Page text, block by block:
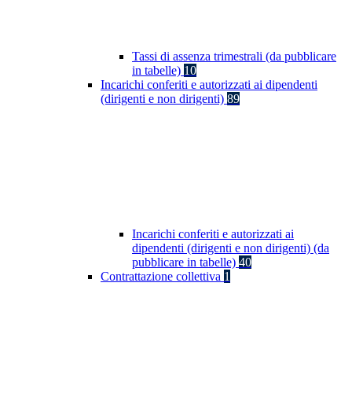
Tassi di assenza trimestrali (da pubblicare
in tabelle) 10
Incarichi conferiti e autorizzati ai dipendenti
(dirigenti e non dirigenti) 89
Incarichi conferiti e autorizzati ai
dipendenti (dirigenti e non dirigenti) (da
pubblicare in tabelle) 40
Contrattazione collettiva 1